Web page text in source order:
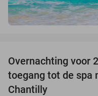
Overnachting voor
toegang tot de spa
Chantilly